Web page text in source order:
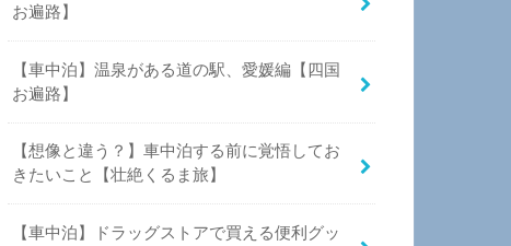
お遍路】
【車中泊】温泉がある道の駅、愛媛編【四国
お遍路】
【想像と違う？】車中泊する前に覚悟してお
きたいこと【壮絶くるま旅】
【車中泊】ドラッグストアで買える便利グッ